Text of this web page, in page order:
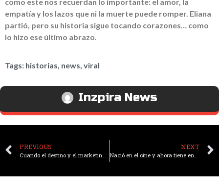
empatía y los lazos que ni la muerte puede romper. Eliana
partió, pero su historia sigue tocando corazones… como
lo hizo ese último abrazo.
Tags: historias, news, viral
Inzpira News
PREVIOUS
Cuando el destino y el marketing se unieron: Burger King pagó la boda de la pareja Burger-King
NEXT
Nació en el cine y ahora tiene entradas gratis de por vida